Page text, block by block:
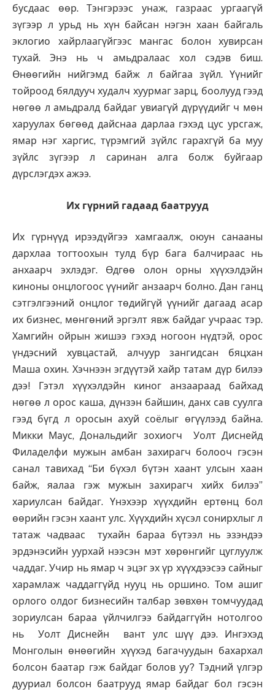
бусдаас өөр. Тэнгэрээс унаж, газраас ургаагүй
зүгээр л урьд нь хүн байсан нэгэн хаан байгаль
эклогио хайрлаагүйгээс мангас болон хувирсан
тухай. Энэ нь ч амьдралаас хол сэдэв биш.
Өнөөгийн нийгэмд байж л байгаа зүйл. Үүнийг
тойроод бялдууч худалч хуурмаг зарц, боолууд гээд
нөгөө л амьдралд байдаг увиагүй дүрүүдийг ч мөн
харуулах бөгөөд дайснаа дарлаа гэхэд цус урсгаж,
ямар нэг харгис, түрэмгий зүйлс гарахгүй ба муу
зүйлс зүгээр л саринан алга болж буйгаар
дүрслэгдэх ажээ.
Их гүрний гадаад баатрууд
Их гүрнүүд ирээдүйгээ хамгаалж, оюун санааны
дархлаа тогтоохын тулд бүр бага балчираас нь
анхаарч эхлэдэг. Өдгөө олон орны хүүхэлдэйн
киноны онцлогоос үүнийг анзаарч болно. Дан ганц
сэтгэлгээний онцлог төдийгүй үүнийг дагаад асар
их бизнес, мөнгөний эргэлт явж байдаг учраас тэр.
Хамгийн ойрын жишээ гэхэд ногоон нүдтэй, орос
үндэсний хувцастай, алчуур зангидсан бяцхан
Маша охин. Хэчнээн эгдүүтэй хайр татам дүр билээ
дээ! Гэтэл хүүхэлдэйн киног анзаараад байхад
нөгөө л орос каша, дүнзэн байшин, данх сав суулга
гээд бүгд л оросын ахуй соёлыг өгүүлээд байна.
Микки Маус, Дональдийг зохиогч Уолт Диснейд
Филаделфи мужын амбан захирагч болооч гэсэн
санал тавихад “Би бүхэл бүтэн хаант улсын хаан
байж, яалаа гэж мужын захирагч хийх билээ”
хариулсан байдаг. Үнэхээр хүүхдийн ертөнц бол
өөрийн гэсэн хаант улс. Хүүхдийн хүсэл сонирхлыг л
татаж чадваас тухайн бараа бүтээл нь эзэндээ
эрдэнэсийн уурхай нээсэн мэт хөрөнгийг цуглуулж
чаддаг. Учир нь ямар ч эцэг эх үр хүүхдээсээ сайныг
харамлаж чаддаггүйд нууц нь оршино. Том ашиг
орлого олдог бизнесийн талбар зөвхөн томчуудад
зориулсан бараа үйлчилгээ байдаггүйн нотолгоо
нь Уолт Диснейн вант улс шүү дээ. Ингэхэд
Монголын өнөөгийн хүүхэд багачуудын бахархал
болсон баатар гэж байдаг болов уу? Тэдний үлгэр
дууриал болсон баатрууд ямар байдаг бол гэсэн